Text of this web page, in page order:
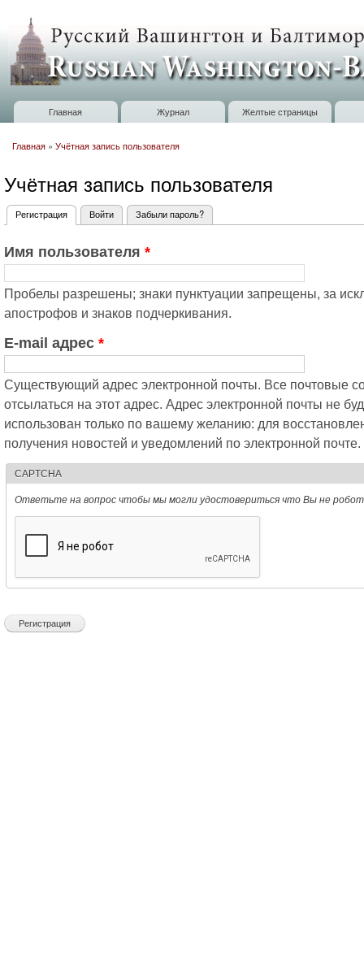
Russian
Washington
Baltimore
Главное меню
Главная Журнал Желтые страницы
Главная » Учётная запись пользователя
Учётная запись пользователя
Главные вкладки
Регистрация (активная вкладка)
Войти Забыли пароль?
Имя пользователя *
Пробелы разрешены; знаки пунктуации запрещены, за
апострофов и знаков подчеркивания.
E-mail адрес *
Существующий адрес электронной почты. Все почтовые
отсылаться на этот адрес. Адрес электронной почты не
использован только по вашему желанию: для
получения новостей и уведомлений по электронной почте.
CAPTCHA
Ответьте на вопрос чтобы мы могли удостовериться что Вы не робот